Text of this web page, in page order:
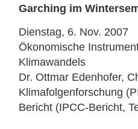
Garching im
Dienstag, 6. Nov. 2007
Ökonomische
Klimawandels
Dr. Ottmar Edenhofer,
Klimafolgenforschung
Bericht (IPCC-Bericht,